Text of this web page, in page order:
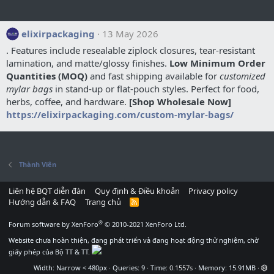
elixirpackaging
13 May 2026
. Features include resealable ziplock closures, tear-resistant
lamination, and matte/glossy finishes. Low Minimum Order
Quantities (MOQ) and fast shipping available for customized
mylar bags in stand-up or flat-pouch styles. Perfect for food,
herbs, coffee, and hardware. [Shop Wholesale Now]
https://elixirpackaging.com/custom-mylar-bags/
Thành Viên
Liên hệ BQT diễn đàn Quy định & Điều khoản
Privacy policy
Hướng dẫn & FAQ
Trang chủ
R
Forum software by XenForo® © 2010-2021 XenForo Ltd.
Website chưa hoàn thiện, đang phát triển và đang hoạt động thử nghiệm, chờ
giấy phép của Bộ TT & TT.
Width
Queries 9 Time 0.1557s Memory 15.91MB